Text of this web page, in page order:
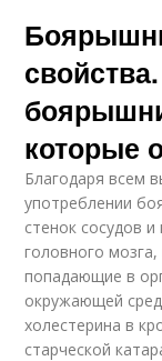
которые
Благодаря всем
употреблении
стенок сосудов
головного
попадающие в
окружающей
холестерина в
старческой